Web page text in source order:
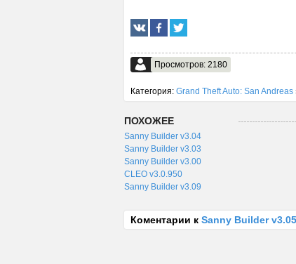
Просмотров: 2180
Категория: Grand Theft Auto: San Andreas
ПОХОЖЕЕ
Sanny Builder v3.04
Sanny Builder v3.03
Sanny Builder v3.00
CLEO v3.0.950
Sanny Builder v3.09
Коментарии к Sanny Builder v3.05